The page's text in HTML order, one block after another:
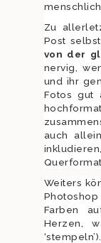
Zu
Post
von der
nervig,
und ihr
Fotos gut
auch
Weiters
Farben
Herzen,